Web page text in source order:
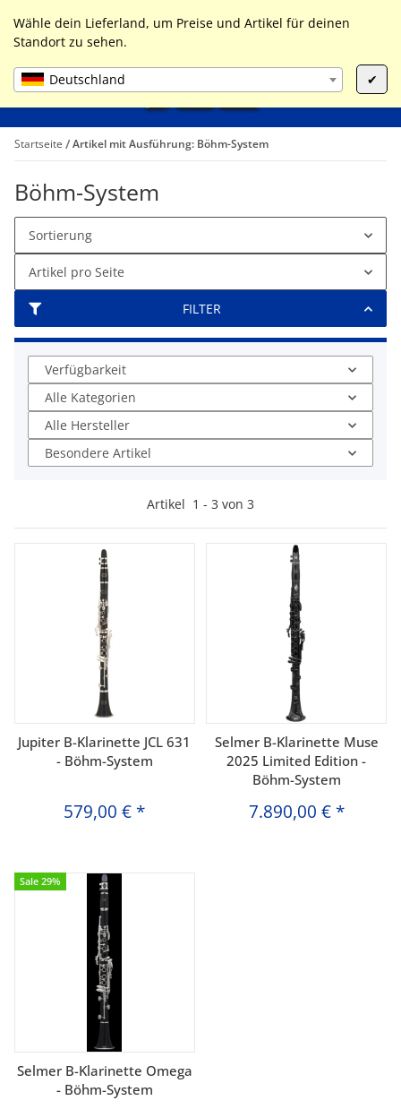
Wähle dein Lieferland, um Preise und Artikel für deinen
Standort zu sehen.
Deutschland ✔
Liste ist leer
Startseite Artikel mit Ausführung: Böhm-System
Böhm-System
FILTER
Sortierung
Artikel pro Seite
Verfügbarkeit
Alle Kategorien
Alle Hersteller
Besondere Artikel
Artikel 1 - 3 von 3
Jupiter B-Klarinette JCL 631
- Böhm-System
579,00 € *
Selmer B-Klarinette Muse
2025 Limited Edition -
Böhm-System
7.890,00 € *
Sale 29%
Selmer B-Klarinette Omega
- Böhm-System